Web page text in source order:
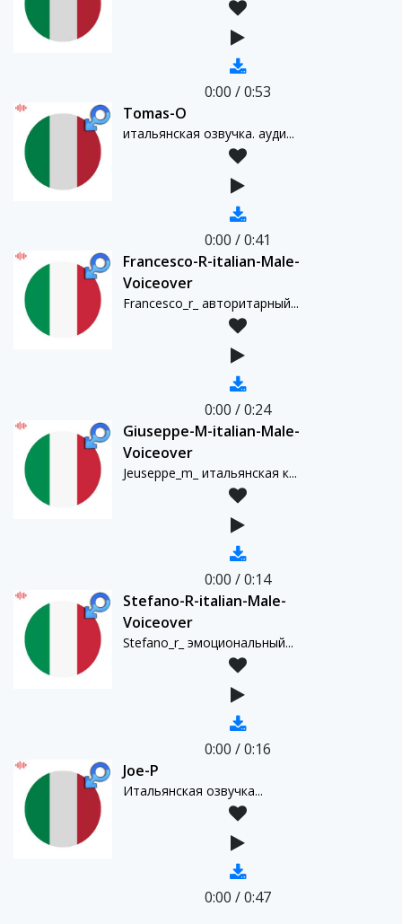
0:00 /0:53
Tomas-O
итальянская озвучка. ауди...
0:00 /0:41
Francesco-R-italian-Male-
Voiceover
Francesco_r_ авторитарный...
0:00 /0:24
Giuseppe-M-italian-Male-
Voiceover
Jeuseppe_m_ итальянская к...
0:00 /0:14
Stefano-R-italian-Male-
Voiceover
Stefano_r_ эмоциональный...
0:00 /0:16
Joe-P
Итальянская озвучка...
0:00 /0:47